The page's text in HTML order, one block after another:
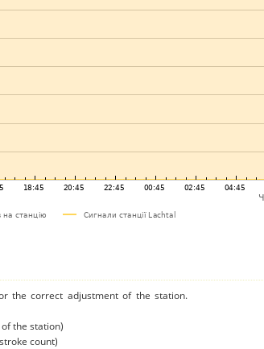
the correct adjustment of the station.
the station)
count)